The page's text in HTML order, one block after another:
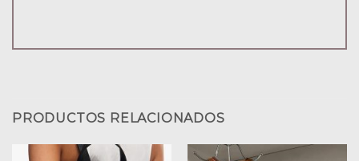
PRODUCTOS RELACIONADOS